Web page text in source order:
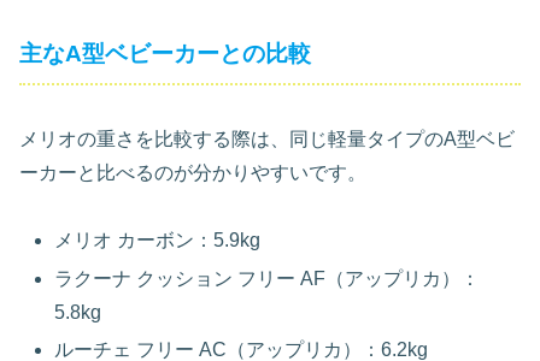
主なA型ベビーカーとの比較
メリオの重さを比較する際は、同じ軽量タイプのA型ベビ
ーカーと比べるのが分かりやすいです。
メリオ カーボン：5.9kg
ラクーナ クッション フリー AF（アップリカ）：
5.8kg
ルーチェ フリー AC（アップリカ）：6.2kg